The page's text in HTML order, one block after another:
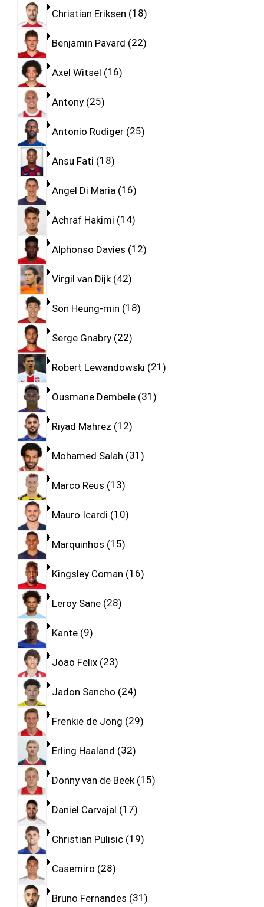
Christian Eriksen 18
Benjamin Pavard 22
Axel Witsel 16
Antony 25
Antonio Rudiger 25
Ansu Fati 18
Angel Di Maria 16
Achraf Hakimi 14
Alphonso Davies 12
Virgil van Dijk 42
Son Heung-min 18
Serge Gnabry 22
Robert Lewandowski 21
Ousmane Dembele 31
Riyad Mahrez 12
Mohamed Salah 31
Marco Reus 13
Mauro Icardi 10
Marquinhos 15
Kingsley Coman 16
Leroy Sane 28
Kante 9
Joao Felix 23
Jadon Sancho 24
Frenkie de Jong 29
Erling Haaland 32
Donny van de Beek 15
Daniel Carvajal 17
Christian Pulisic 19
Casemiro 28
Bruno Fernandes 31